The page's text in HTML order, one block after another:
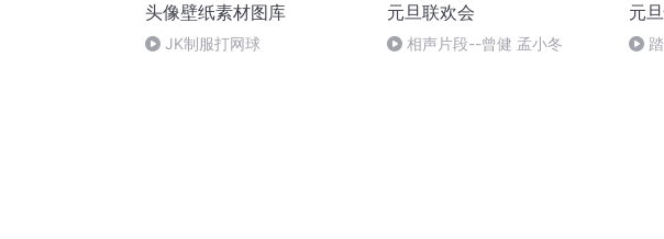
头像壁纸素材图库
JK制服打网球
元旦联欢会
相声片段--曾健 孟小冬
元